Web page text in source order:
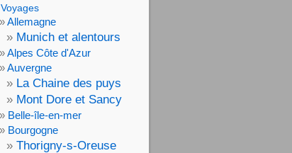
Voyages
Allemagne
Munich et alentours
Alpes Côte d'Azur
Auvergne
La Chaine des puys
Mont Dore et Sancy
Belle-île-en-mer
Bourgogne
Thorigny-s-Oreuse